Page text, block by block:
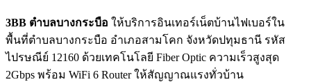
3BB ตำบลบางกระบือ ให้บริการอินเทอร์เน็ตบ้านไฟเบอร์ใน
พื้นที่ตำบลบางกระบือ อำเภอสามโคก จังหวัดปทุมธานี รหัส
ไปรษณีย์ 12160 ด้วยเทคโนโลยี Fiber Optic ความเร็วสูงสุด
2Gbps พร้อม WiFi 6 Router ให้สัญญาณแรงทั่วบ้าน